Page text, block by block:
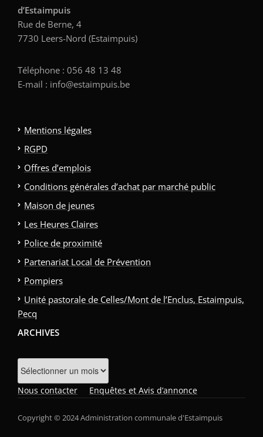
d’Estaimpuis
Rue de Berne, 4
7730 Leers-Nord (Estaimpuis)
Téléphone : 056 48 13 48
E-mail : info@estaimpuis.be
Mentions légales
RGPD
Offres d’emplois
Conditions générales d’achat par marché public
Maison de jeunes
Les Heures Claires
Police de proximité
Partenariat Local de Prévention
Pompiers
Unité pastorale de Celles/Mont de l’Enclus, Estaimpuis,
Pecq
ARCHIVES
Archives
Nous contacter Enquêtes et Avis d’annonce
Copyright © 2024 Administration communale d'Estaimpuis